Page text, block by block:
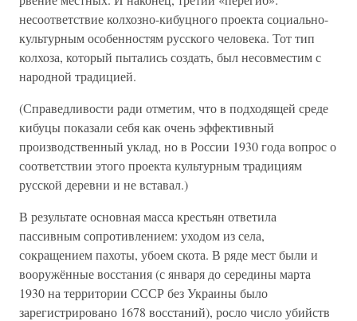
несоответствие колхозно-кибуцного проекта социально-
культурным особенностям русского человека. Тот тип
колхоза, который пытались создать, был несовместим с
народной традицией.
(Справедливости ради отметим, что в подходящей среде
кибуцы показали себя как очень эффективный
производственный уклад, но в России 1930 года вопрос о
соответствии этого проекта культурным традициям
русской деревни и не вставал.)
В результате основная масса крестьян ответила
пассивным сопротивлением: уходом из села,
сокращением пахоты, убоем скота. В ряде мест были и
вооружённые восстания (с января до середины марта
1930 на территории СССР без Украины было
зарегистрировано 1678 восстаний), росло число убийств